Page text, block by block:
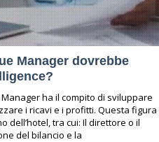
Manager dovrebbe
ha il compito di sviluppare
i ricavi e i profitti. Questa figura
dell’hotel, tra cui: Il direttore o il
del bilancio e la